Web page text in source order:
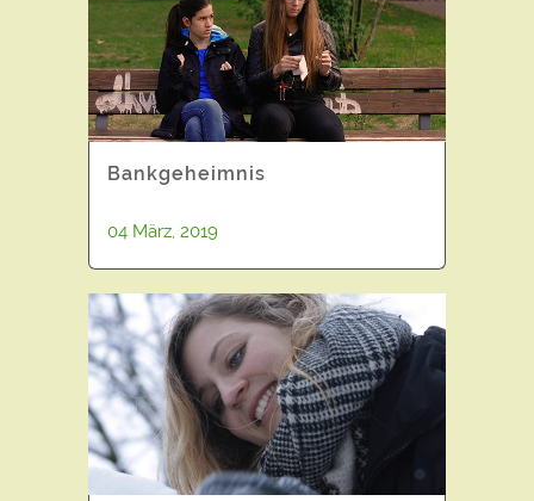
Bankgeheimnis
04 März, 2019